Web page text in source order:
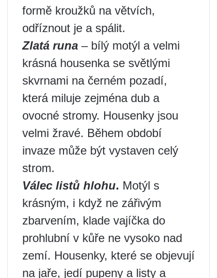
formě kroužků na větvích,
odříznout je a spálit.
Zlatá runa – bílý motýl a velmi
krásná housenka se světlými
skvrnami na černém pozadí,
která miluje zejména dub a
ovocné stromy. Housenky jsou
velmi žravé. Během období
invaze může být vystaven celý
strom.
Válec listů hlohu. Motýl s
krásným, i když ne zářivým
zbarvením, klade vajíčka do
prohlubní v kůře ne vysoko nad
zemí. Housenky, které se objevují
na jaře, jedí pupeny a listy a